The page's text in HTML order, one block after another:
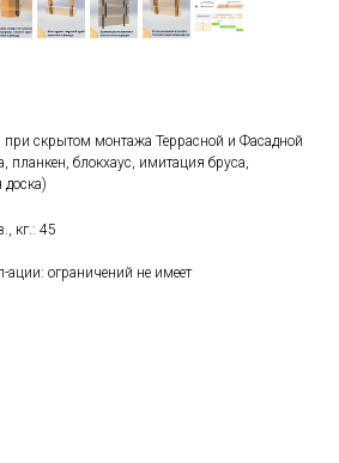
при скрытом монтажа Террасной и Фасадной
планкен, блокхаус, имитация бруса,
доска)
кг.: 45
ограничений не имеет